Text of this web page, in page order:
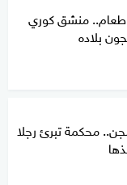
منشق كوري
بلاده
بالسجن.. محكمة تبرئ رجلا